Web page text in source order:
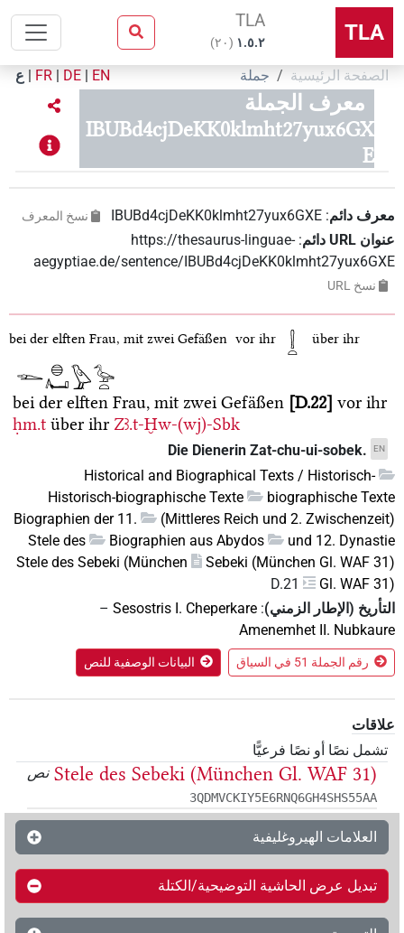
TLA
TLA
۱.٥.٢ (٢٠)
الصفحة الرئيسية جملة EN
|
DE
|
FR
| ع
معرف الجملة
IBUBd4cjDeKK0klmht27yux6GX
E
معرف دائم:
IBUBd4cjDeKK0klmht27yux6GXE نسخ المعرف
عنوان‏ ‏URL‏ دائم :
https://thesaurus-linguae-
aegyptiae.de/sentence/IBUBd4cjDeKK0klmht27yux6GXE
نسخ‏ ‏URL
bei der elften Frau, mit zwei Gefäßen vor ihr über ihr
bei der elften Frau, mit zwei Gefäßen D.22 vor ihr
ḥm.t über ihr Zꜣ.t-Ḫw-(wj)-Sbk
EN
Die Dienerin Zat-chu-ui-sobek.
Historical and Biographical Texts / Historisch-
biographische Texte
Historisch-biographische Texte
(Mittleres Reich und 2. Zwischenzeit)
Biographien der 11.
und 12. Dynastie
Biographien aus Abydos
Stele des
Sebeki (München Gl. WAF 31)
Stele des Sebeki (München
Gl. WAF 31)
D.21
التأريخ (الإطار الزمني):
Sesostris I. Cheperkare
–
Amenemhet II. Nubkaure
رقم الجملة 51 في السياق البيانات الوصفية للنص
علاقات
تشمل نصًا أو نصًا فرعيًّا
نص Stele des Sebeki (München Gl. WAF 31)
3QDMVCKIY5E6RNQ6GH4SHS55AA
العلامات الهيروغليفية
تبديل عرض الحاشية التوضيحية/الكتلة